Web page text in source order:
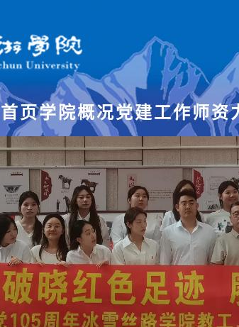
首页学院概况党建工作师资